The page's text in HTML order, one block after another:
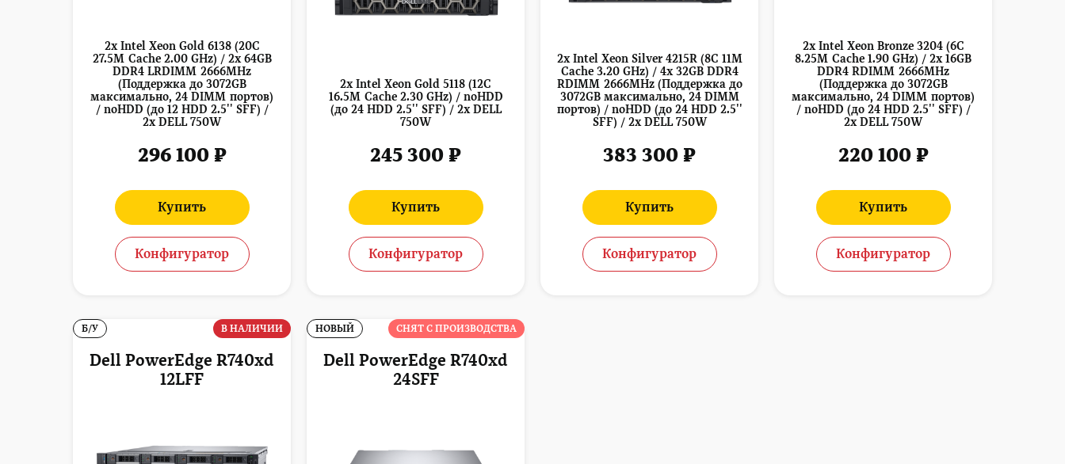
2x Intel Xeon Gold 6138 (20C
27.5M Cache 2.00 GHz) / 2x 64GB
DDR4 LRDIMM 2666MHz
(Поддержка до 3072GB
максимально, 24 DIMM портов)
/ noHDD (до 12 HDD 2.5'' SFF) /
2x DELL 750W
296 100 ₽
Купить
Конфигуратор
2x Intel Xeon Gold 5118 (12C
16.5M Cache 2.30 GHz) / noHDD
(до 24 HDD 2.5'' SFF) / 2x DELL
750W
245 300 ₽
Купить
Конфигуратор
2x Intel Xeon Silver 4215R (8C 11M
Cache 3.20 GHz) / 4x 32GB DDR4
RDIMM 2666MHz (Поддержка до
3072GB максимально, 24 DIMM
портов) / noHDD (до 24 HDD 2.5''
SFF) / 2x DELL 750W
383 300 ₽
Купить
Конфигуратор
2x Intel Xeon Bronze 3204 (6C
8.25M Cache 1.90 GHz) / 2x 16GB
DDR4 RDIMM 2666MHz
(Поддержка до 3072GB
максимально, 24 DIMM портов)
/ noHDD (до 24 HDD 2.5'' SFF) /
2x DELL 750W
220 100 ₽
Купить
Конфигуратор
Dell PowerEdge R740xd
12LFF
Б/У В НАЛИЧИИ
Dell PowerEdge R740xd
24SFF
НОВЫЙ СНЯТ С ПРОИЗВОДСТВА